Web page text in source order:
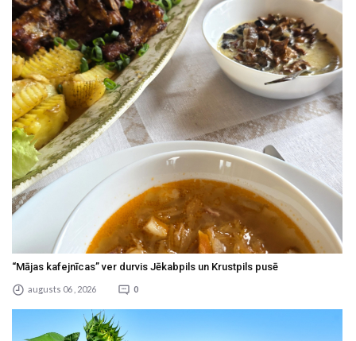
“Mājas kafejnīcas” ver durvis Jēkabpils un Krustpils pusē
augusts 06 , 2026 0